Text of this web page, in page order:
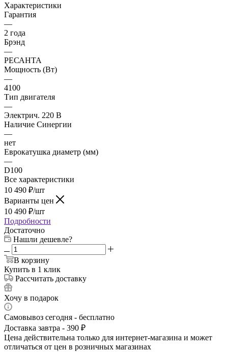
Характеристики
Гарантия
—
2 года
Брэнд
—
РЕСАНТА
Мощность (Вт)
—
4100
Тип двигателя
—
Электрич. 220 В
Наличие Синергии
—
нет
Еврокатушка диаметр (мм)
—
D100
Все характеристики
10 490 ₽/шт
Варианты цен
10 490 ₽/шт
Подробности
Достаточно
Нашли дешевле?
В корзину
Купить в 1 клик
Рассчитать доставку
Хочу в подарок
Самовывоз сегодня - бесплатно
Доставка завтра - 390 ₽
Цена действительна только для интернет-магазина и может
отличаться от цен в розничных магазинах